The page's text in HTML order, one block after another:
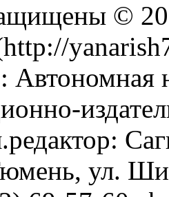
©
Автономная
ул.